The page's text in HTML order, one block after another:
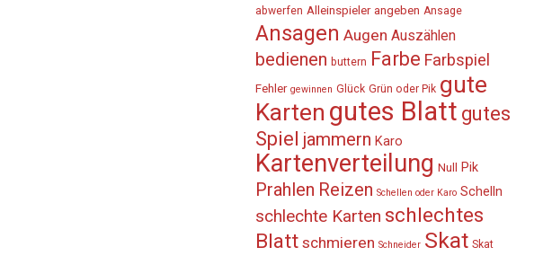
abwerfen Alleinspieler angeben Ansage
Ansagen Augen Auszählen
bedienen buttern Farbe Farbspiel
Fehler gewinnen Glück Grün oder Pik gute
Karten gutes Blatt gutes
Spiel jammern Karo
Kartenverteilung Null Pik
Prahlen Reizen Schellen oder Karo Schelln
schlechte Karten schlechtes
Blatt schmieren Schneider Skat Skat